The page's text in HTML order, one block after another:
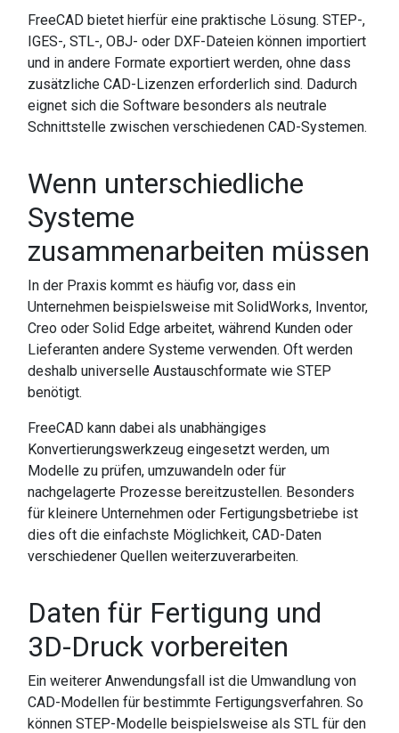
FreeCAD bietet hierfür eine praktische Lösung. STEP-,
IGES-, STL-, OBJ- oder DXF-Dateien können importiert
und in andere Formate exportiert werden, ohne dass
zusätzliche CAD-Lizenzen erforderlich sind. Dadurch
eignet sich die Software besonders als neutrale
Schnittstelle zwischen verschiedenen CAD-Systemen.
Wenn unterschiedliche
Systeme
zusammenarbeiten müssen
In der Praxis kommt es häufig vor, dass ein
Unternehmen beispielsweise mit SolidWorks, Inventor,
Creo oder Solid Edge arbeitet, während Kunden oder
Lieferanten andere Systeme verwenden. Oft werden
deshalb universelle Austauschformate wie STEP
benötigt.
FreeCAD kann dabei als unabhängiges
Konvertierungswerkzeug eingesetzt werden, um
Modelle zu prüfen, umzuwandeln oder für
nachgelagerte Prozesse bereitzustellen. Besonders
für kleinere Unternehmen oder Fertigungsbetriebe ist
dies oft die einfachste Möglichkeit, CAD-Daten
verschiedener Quellen weiterzuverarbeiten.
Daten für Fertigung und
3D-Druck vorbereiten
Ein weiterer Anwendungsfall ist die Umwandlung von
CAD-Modellen für bestimmte Fertigungsverfahren. So
können STEP-Modelle beispielsweise als STL für den